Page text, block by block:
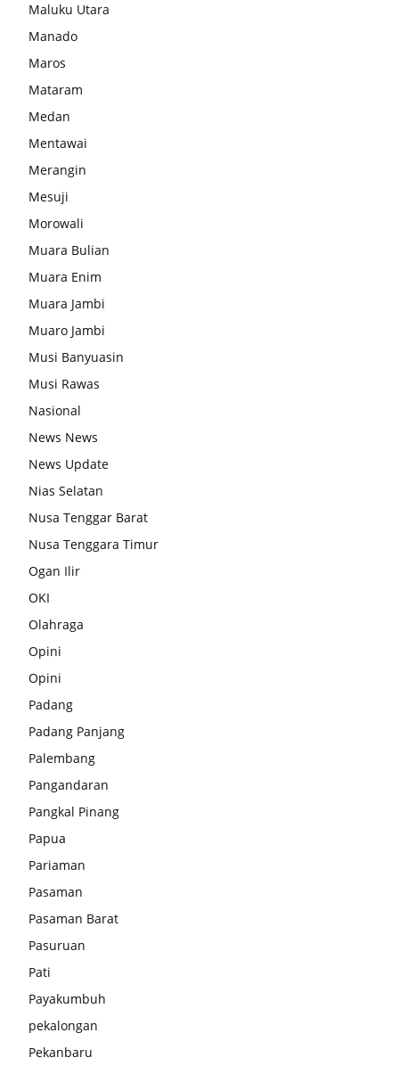
Maluku Utara
Manado
Maros
Mataram
Medan
Mentawai
Merangin
Mesuji
Morowali
Muara Bulian
Muara Enim
Muara Jambi
Muaro Jambi
Musi Banyuasin
Musi Rawas
Nasional
News News
News Update
Nias Selatan
Nusa Tenggar Barat
Nusa Tenggara Timur
Ogan Ilir
OKI
Olahraga
Opini
Opini
Padang
Padang Panjang
Palembang
Pangandaran
Pangkal Pinang
Papua
Pariaman
Pasaman
Pasaman Barat
Pasuruan
Pati
Payakumbuh
pekalongan
Pekanbaru